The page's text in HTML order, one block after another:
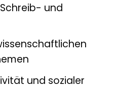
und
und sozialer